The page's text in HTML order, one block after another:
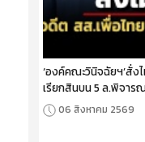
‘องค์คณะวินิจฉัยฯ’สั่ง
เรียกสินบน 5 ล.พิจาร
06 สิงหาคม 2569